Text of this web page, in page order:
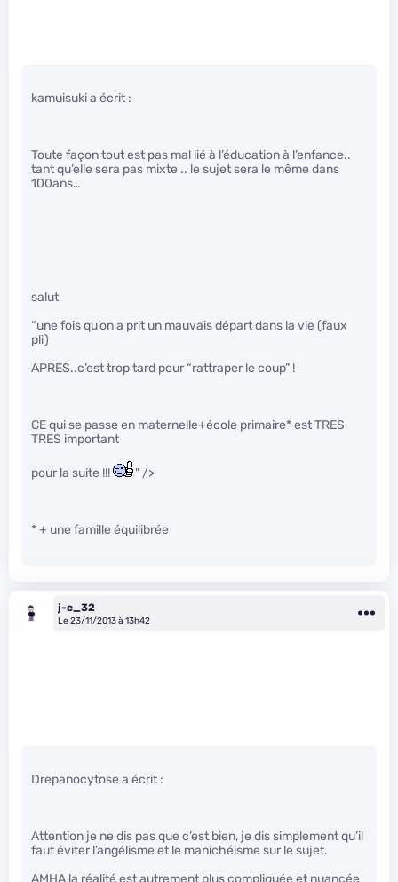
kamuisuki a écrit :
Toute façon tout est pas mal lié à l’éducation à l’enfance..
tant qu’elle sera pas mixte .. le sujet sera le même dans
100ans…
salut
“une fois qu’on a prit un mauvais départ dans la vie (faux
pli)
APRES..c’est trop tard pour “rattraper le coup” !
CE qui se passe en maternelle+école primaire* est TRES
TRES important
pour la suite !!! " />
* + une famille équilibrée
j-c_32
Le 23/11/2013 à 13h42
Drepanocytose a écrit :
Attention je ne dis pas que c’est bien, je dis simplement qu’il
faut éviter l’angélisme et le manichéisme sur le sujet.
AMHA la réalité est autrement plus compliquée et nuancée